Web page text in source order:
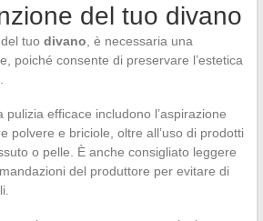
del tuo divano
tuo divano , è necessaria una
poiché consente di preservare l’estetica
efficace includono l’aspirazione
polvere e briciole, oltre all’uso di prodotti
o pelle. È anche consigliato leggere
del produttore per evitare di